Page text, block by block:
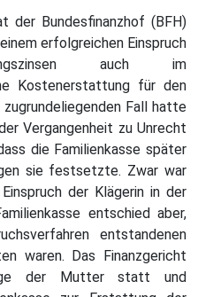
der Bundesfinanzhof (BFH)
erfolgreichen Einspruch
auch im
Kostenerstattung für den
Fall hatte
Vergangenheit zu Unrecht
die Familienkasse später
sie festsetzte. Zwar war
der Klägerin in der
entschied aber,
entstandenen
waren. Das Finanzgericht
der Mutter statt und